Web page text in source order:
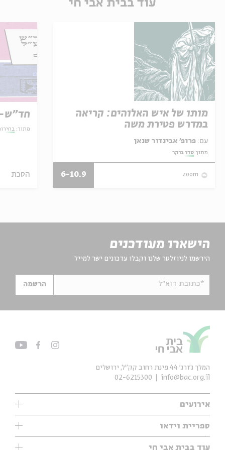
עוד בבית אבי חי
מותו של איש האלוהים: קריאה
במדרש פטירת משה
עם:
מתוך:סדר בוקר
zoom
6-10.9
מתוך:
הסכת
הישארו מעודכנים
הירשמו לניוזלטר שלנו וקבלו עדכונים ישר למייל
*כתובת דוא"ל הרשמה
אירועים
עיון
אנגלית
ספריית וידאו
ילדים
עוד בבית אבי חי
המלך ג'ורג' 44 פינת רחוב קק״ל, ירושלים
info@bac.org.il
02-6215300